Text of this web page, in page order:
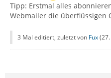
Tipp: Erstmal alles
Webmailer die überflüssigen
3 Mal editiert, zuletzt von Fux(